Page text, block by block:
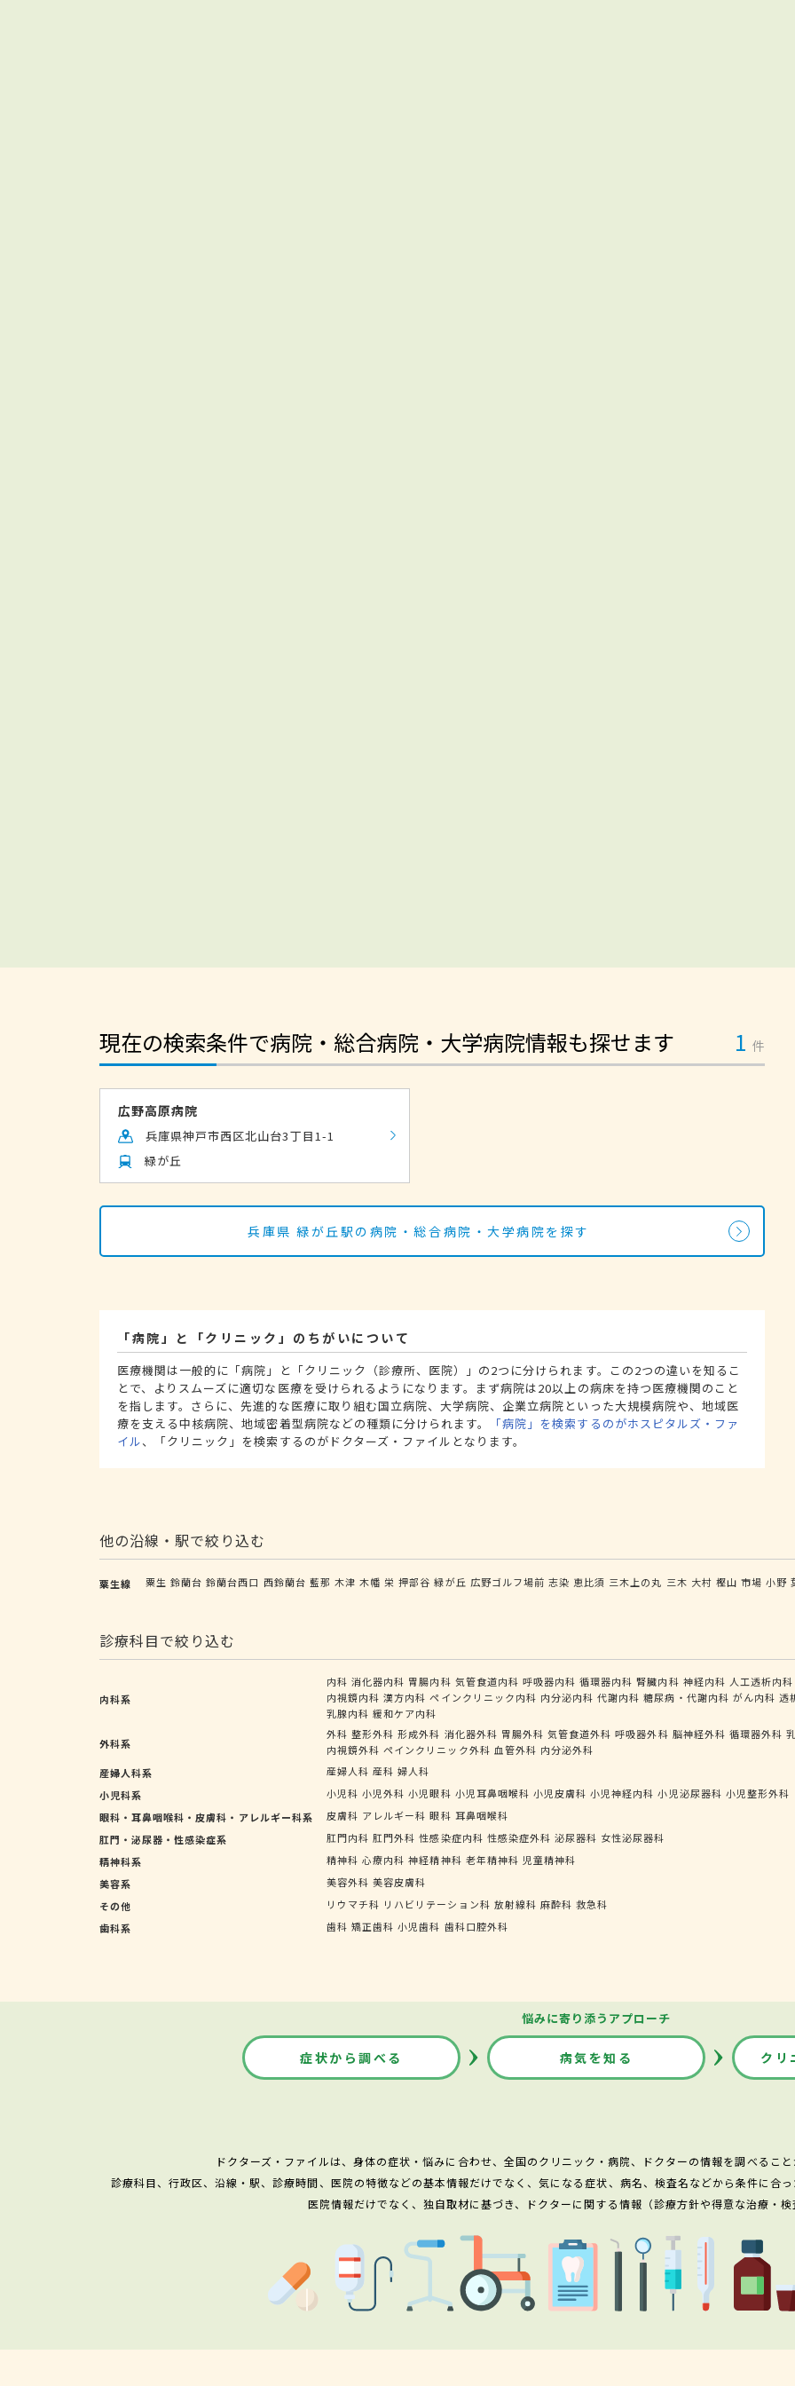
現在の検索条件で病院・総合病院・大学病院情報も探せます 1 件
広野高原病院
兵庫県神戸市西区北山台3丁目1-1
緑が丘
兵庫県 緑が丘駅の病院・総合病院・大学病院を探す
「病院」と「クリニック」のちがいについて
医療機関は一般的に「病院」と「クリニック（診療所、医院）」の2つに分けられます。この2つの違いを知るこ
とで、よりスムーズに適切な医療を受けられるようになります。まず病院は20以上の病床を持つ医療機関のこと
を指します。さらに、先進的な医療に取り組む国立病院、大学病院、企業立病院といった大規模病院や、地域医
療を支える中核病院、地域密着型病院などの種類に分けられます。
「病院」を検索するのがホスピタルズ・ファ
イル、「クリニック」を検索するのがドクターズ・ファイルとなります。
他の沿線・駅で絞り込む
粟生線 粟生 鈴蘭台 鈴蘭台西口 西鈴蘭台 藍那 木津 木幡 栄 押部谷 緑が丘 広野ゴルフ場前 志染 恵比須 三木上の丸 三木 大村 樫山 市場 小野
診療科目で絞り込む
内科系
内科 消化器内科 胃腸内科 気管食道内科 呼吸器内科 循環器内科 腎臓内科 神経内科 人工透析内科
内視鏡内科 漢方内科 ペインクリニック内科 内分泌内科 代謝内科 糖尿病・代謝内科 がん内科 透
乳腺内科 緩和ケア内科
外科系
外科 整形外科 形成外科 消化器外科 胃腸外科 気管食道外科 呼吸器外科 脳神経外科 循環器外科
内視鏡外科 ペインクリニック外科 血管外科 内分泌外科
産婦人科系
産婦人科 産科 婦人科
小児科系
小児科 小児外科 小児眼科 小児耳鼻咽喉科 小児皮膚科 小児神経内科 小児泌尿器科 小児整形外科
眼科・耳鼻咽喉科・皮膚科・アレルギー科系
皮膚科 アレルギー科 眼科 耳鼻咽喉科
肛門・泌尿器・性感染症系
肛門内科 肛門外科 性感染症内科 性感染症外科 泌尿器科 女性泌尿器科
精神科系
精神科 心療内科 神経精神科 老年精神科 児童精神科
美容系
美容外科 美容皮膚科
その他
リウマチ科 リハビリテーション科 放射線科 麻酔科 救急科
歯科系
歯科 矯正歯科 小児歯科 歯科口腔外科
悩みに寄り添うアプローチ
症状から調べる 病気を知る クリ
ドクターズ・ファイルは、身体の症状・悩みに合わせ、全国のクリニック・病院、ドクターの情報を調べるこ
診療科目、行政区、沿線・駅、診療時間、医院の特徴などの基本情報だけでなく、気になる症状、病名、検査名などから条件に合
医院情報だけでなく、独自取材に基づき、ドクターに関する情報（診療方針や得意な治療・